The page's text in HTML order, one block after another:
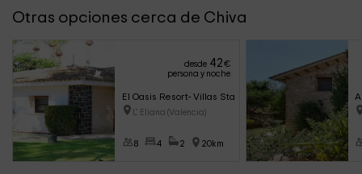
Otras opciones cerca de Chiva
desde 42€
persona y noche
El Oasis Resort- Villas Standard
L' Eliana (Valencia)
8 4 2 20km